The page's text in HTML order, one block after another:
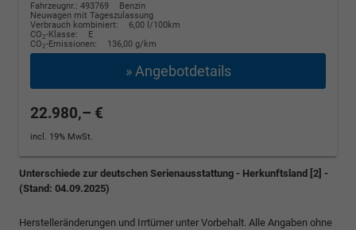
Fahrzeugnr.: 493769
Benzin
Neuwagen mit Tageszulassung
Verbrauch kombiniert:
6,00 l/100km
CO2-Klasse:
E
CO2-Emissionen: 136,00 g/km
» Angebotdetails
22.980,– €
incl. 19% MwSt.
Unterschiede zur deutschen Serienausstattung - Herkunftsland [2] -
(Stand: 04.09.2025)
Herstelleränderungen und Irrtümer unter Vorbehalt. Alle Angaben ohne